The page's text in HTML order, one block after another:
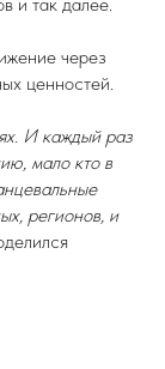
через
ценностей.
И каждый раз
мало кто в
регионов, и